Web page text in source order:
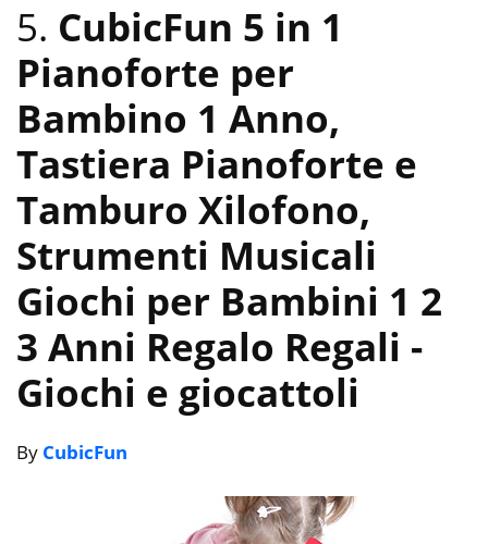
5. CubicFun 5 in 1
Pianoforte per
Bambino 1 Anno,
Tastiera Pianoforte e
Tamburo Xilofono,
Strumenti Musicali
Giochi per Bambini 1 2
3 Anni Regalo Regali -
Giochi e giocattoli
By CubicFun